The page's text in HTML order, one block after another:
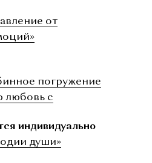
от
погружение
любовь с
индивидуально
души»